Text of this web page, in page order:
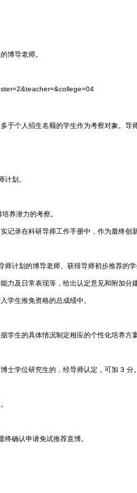
博导老师。
于个人招生名额的学生作为考察对象。导
计划。
养潜力的考察。
录在科研导师工作手册中，作为最终创
计划的博导老师、获得导师初步推荐的
力及日常表现等，给出认定意见和附加分
学生推免资格的总成绩中。
学生的具体情况制定相应的个性化培养
士学位研究生的，经导师认定，可加 3 分。
终确认申请免试推荐直博。